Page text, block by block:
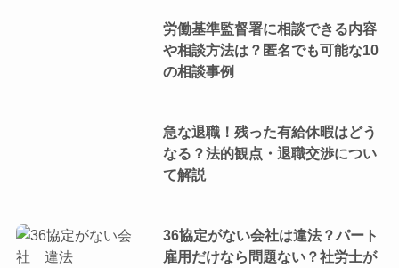
労働基準監督署に相談できる内容
や相談方法は？匿名でも可能な10
の相談事例
急な退職！残った有給休暇はどう
なる？法的観点・退職交渉につい
て解説
36協定がない会社は違法？パート
雇用だけなら問題ない？社労士が